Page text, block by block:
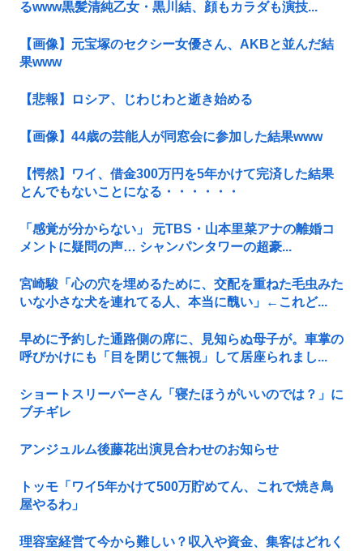
るwww黒髪清純乙女・黒川結、顔もカラダも演技...
【画像】元宝塚のセクシー女優さん、AKBと並んだ結
果www
【悲報】ロシア、じわじわと逝き始める
【画像】44歳の芸能人が同窓会に参加した結果www
【愕然】ワイ、借金300万円を5年かけて完済した結果
とんでもないことになる・・・・・・
「感覚が分からない」 元TBS・山本里菜アナの離婚コ
メントに疑問の声… シャンパンタワーの超豪...
宮崎駿「心の穴を埋めるために、交配を重ねた毛虫みた
いな小さな犬を連れてる人、本当に醜い」←これど...
早めに予約した通路側の席に、見知らぬ母子が。車掌の
呼びかけにも「目を閉じて無視」して居座られまし...
ショートスリーパーさん「寝たほうがいいのでは？」に
ブチギレ
アンジュルム後藤花出演見合わせのお知らせ
トッモ「ワイ5年かけて500万貯めてん、これで焼き鳥
屋やるわ」
理容室経営て今から難しい？収入や資金、集客はどれく